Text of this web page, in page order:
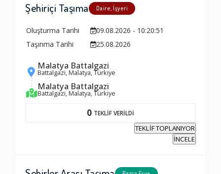
Şehiriçi Taşıma Daire, İşyeri
Oluşturma Tarihi
09.08.2026 - 10:20:51
Taşınma Tarihi
25.08.2026
Malatya Battalgazi
Battalgazi, Malatya, Türkiye
Malatya Battalgazi
Battalgazi, Malatya, Türkiye
0 TEKLİF VERİLDİ
TEKLİF TOPLANIYOR
İNCELE